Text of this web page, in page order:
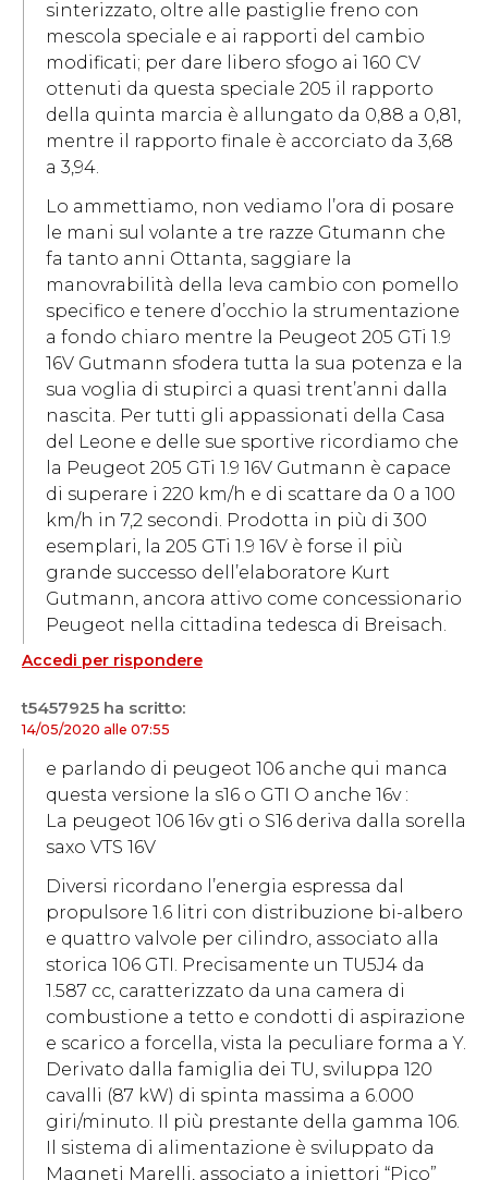
sinterizzato, oltre alle pastiglie freno con
mescola speciale e ai rapporti del cambio
modificati; per dare libero sfogo ai 160 CV
ottenuti da questa speciale 205 il rapporto
della quinta marcia è allungato da 0,88 a 0,81,
mentre il rapporto finale è accorciato da 3,68
a 3,94.
Lo ammettiamo, non vediamo l’ora di posare
le mani sul volante a tre razze Gtumann che
fa tanto anni Ottanta, saggiare la
manovrabilità della leva cambio con pomello
specifico e tenere d’occhio la strumentazione
a fondo chiaro mentre la Peugeot 205 GTi 1.9
16V Gutmann sfodera tutta la sua potenza e la
sua voglia di stupirci a quasi trent’anni dalla
nascita. Per tutti gli appassionati della Casa
del Leone e delle sue sportive ricordiamo che
la Peugeot 205 GTi 1.9 16V Gutmann è capace
di superare i 220 km/h e di scattare da 0 a 100
km/h in 7,2 secondi. Prodotta in più di 300
esemplari, la 205 GTi 1.9 16V è forse il più
grande successo dell’elaboratore Kurt
Gutmann, ancora attivo come concessionario
Peugeot nella cittadina tedesca di Breisach.
Accedi per rispondere
t5457925 ha scritto:
14/05/2020 alle 07:55
e parlando di peugeot 106 anche qui manca
questa versione la s16 o GTI O anche 16v :
La peugeot 106 16v gti o S16 deriva dalla sorella
saxo VTS 16V
Diversi ricordano l’energia espressa dal
propulsore 1.6 litri con distribuzione bi-albero
e quattro valvole per cilindro, associato alla
storica 106 GTI. Precisamente un TU5J4 da
1.587 cc, caratterizzato da una camera di
combustione a tetto e condotti di aspirazione
e scarico a forcella, vista la peculiare forma a Y.
Derivato dalla famiglia dei TU, sviluppa 120
cavalli (87 kW) di spinta massima a 6.000
giri/minuto. Il più prestante della gamma 106.
Il sistema di alimentazione è sviluppato da
Magneti Marelli, associato a iniettori “Pico”